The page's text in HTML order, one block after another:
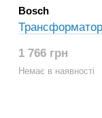
Bosch
1 766 грн
Немає в наявності